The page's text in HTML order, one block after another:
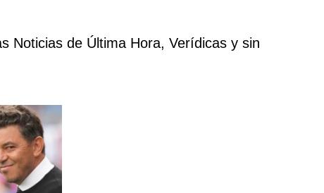
Noticias de Última Hora, Verídicas y sin